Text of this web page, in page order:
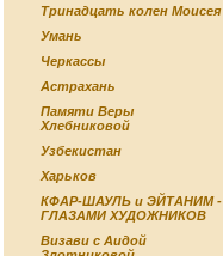
Тринадцать колен Моисея
Умань
Черкассы
Астрахань
Памяти Веры
Хлебниковой
Узбекистан
Харьков
КФАР-ШАУЛЬ и ЭЙТАНИМ -
ГЛАЗАМИ ХУДОЖНИКОВ
Визави с Аидой